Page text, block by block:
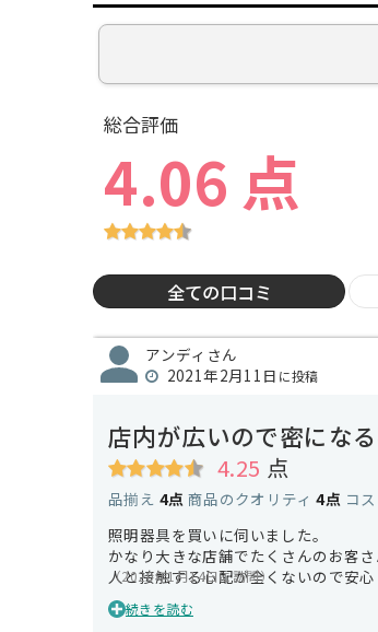
総合評価
4.06 点
全ての口コミ
アンディさん
2021年2月11日 に投稿
店内が広いので密にな
4.25 点
品揃え 4点 商品のクオリティ 4点 コ
照明器具を買いに伺いました。
かなり大きな店舗でたくさんのお客
人と接触する心配が全くないので安
ニトリは割と量産型でシンプルで無
照明が買えました。
（2020年1月14日に訪問）
続きを読む